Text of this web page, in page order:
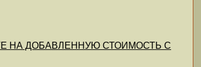
НА ДОБАВЛЕННУЮ СТОИМОСТЬ С